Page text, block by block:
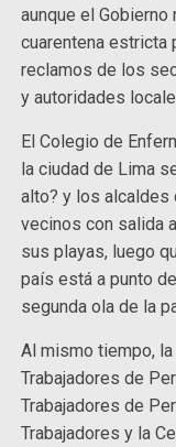
aunque el Gobierno
cuarentena estricta
reclamos de los
y autoridades
El Colegio de
la ciudad de Lima
alto? y los
vecinos con salida
sus playas, luego
país está a punto
segunda ola de la
Al mismo tiempo,
Trabajadores de
Trabajadores de
Trabajadores y la